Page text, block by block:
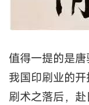
值得一提的是
我国印刷业的
刷术之落后，赴